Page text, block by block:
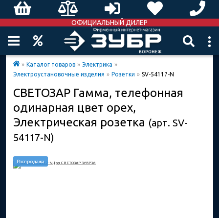
ОФИЦИАЛЬНЫЙ ДИЛЕР
» Каталог товаров » Электрика »
Электроустановочные изделия » Розетки » SV-54117-N
СВЕТОЗАР Гамма, телефонная
одинарная цвет орех,
Электрическая розетка (арт. SV-
54117-N)
Распродажа